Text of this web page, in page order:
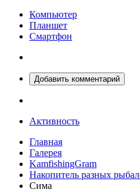
Компьютер
Планшет
Смартфон
Добавить комментарий
Активность
Главная
Галерея
KamfishingGram
Накопитель разных
Сима